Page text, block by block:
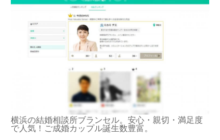
横浜の結婚相談所ブランセル。安心・親切・満足度
で人気！ご成婚カップル誕生数豊富。